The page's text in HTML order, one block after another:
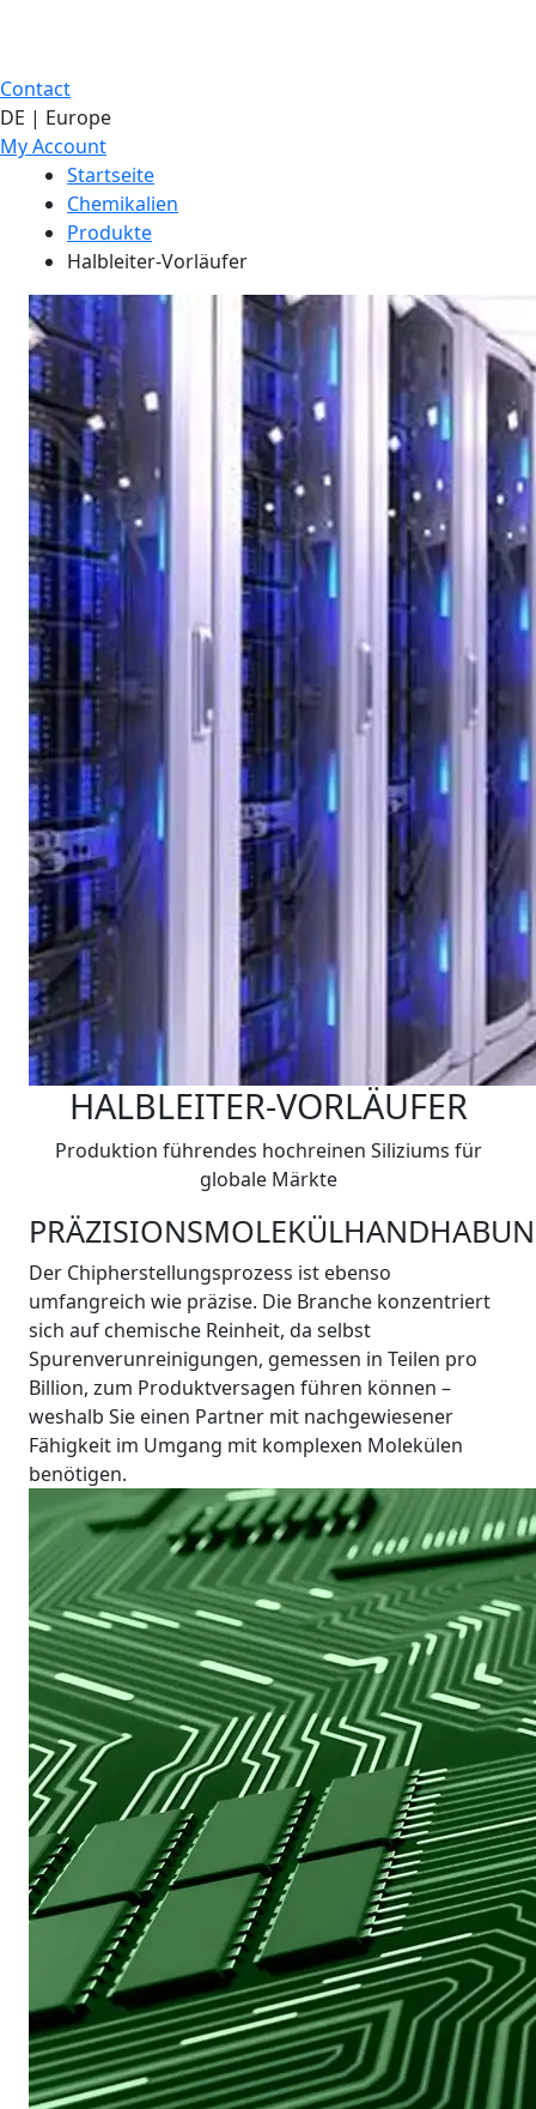
Contact
DE | Europe
My Account
Startseite
Chemikalien
Produkte
Halbleiter-Vorläufer
HALBLEITER-VORLÄUFER
Produktion führendes hochreinen Siliziums für
globale Märkte
Der Chipherstellungsprozess ist ebenso
umfangreich wie präzise. Die Branche konzentriert
sich auf chemische Reinheit, da selbst
Spurenverunreinigungen, gemessen in Teilen pro
Billion, zum Produktversagen führen können –
weshalb Sie einen Partner mit nachgewiesener
Fähigkeit im Umgang mit komplexen Molekülen
benötigen.